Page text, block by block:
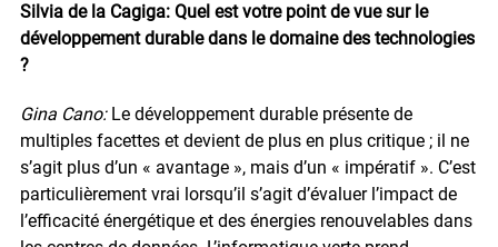
Silvia de la Cagiga: Quel est votre point de vue sur le
développement durable dans le domaine des technologies
?
Gina Cano:Le développement durable présente de
multiples facettes et devient de plus en plus critique ; il ne
s’agit plus d’un « avantage », mais d’un « impératif ». C’est
particulièrement vrai lorsqu’il s’agit d’évaluer l’impact de
l’efficacité énergétique et des énergies renouvelables dans